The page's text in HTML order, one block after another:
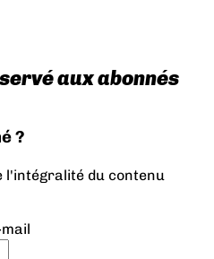
aux abonnés
?
l'intégralité du contenu